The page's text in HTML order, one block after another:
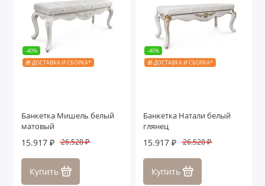
-40%
🎁 ДОСТАВКА И СБОРКА*
Банкетка Мишель белый
матовый
15.917 ₽ 26.528 ₽
Купить
-40%
🎁 ДОСТАВКА И СБОРКА*
Банкетка Натали белый
глянец
15.917 ₽ 26.528 ₽
Купить